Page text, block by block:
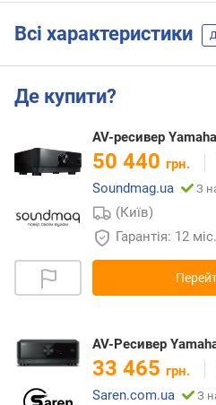
Всі характеристики
Де купити?
AV-ресивер
50 440 грн.
Soundmag.ua
З
(Київ)
Гарантія: 12 міс.
AV-Ресивер
33 465 грн.
Saren.com.ua
З